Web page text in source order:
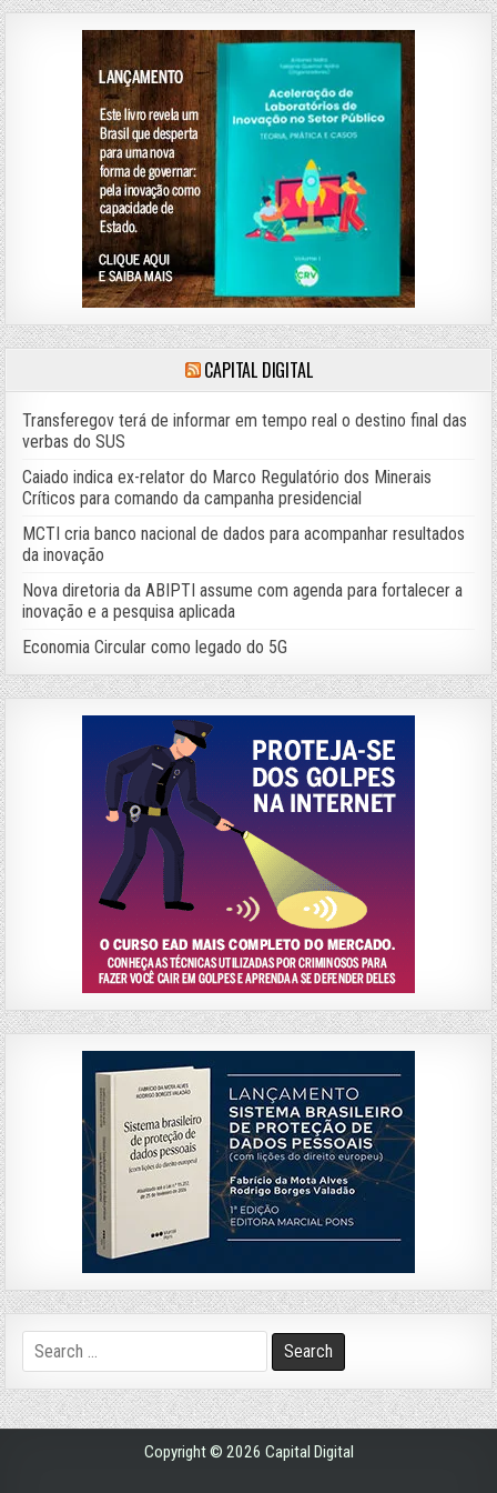
CAPITAL DIGITAL
Transferegov terá de informar em tempo real o destino final das
verbas do SUS
Caiado indica ex-relator do Marco Regulatório dos Minerais
Críticos para comando da campanha presidencial
MCTI cria banco nacional de dados para acompanhar resultados
da inovação
Nova diretoria da ABIPTI assume com agenda para fortalecer a
inovação e a pesquisa aplicada
Economia Circular como legado do 5G
Search
for:
Copyright © 2026 Capital Digital